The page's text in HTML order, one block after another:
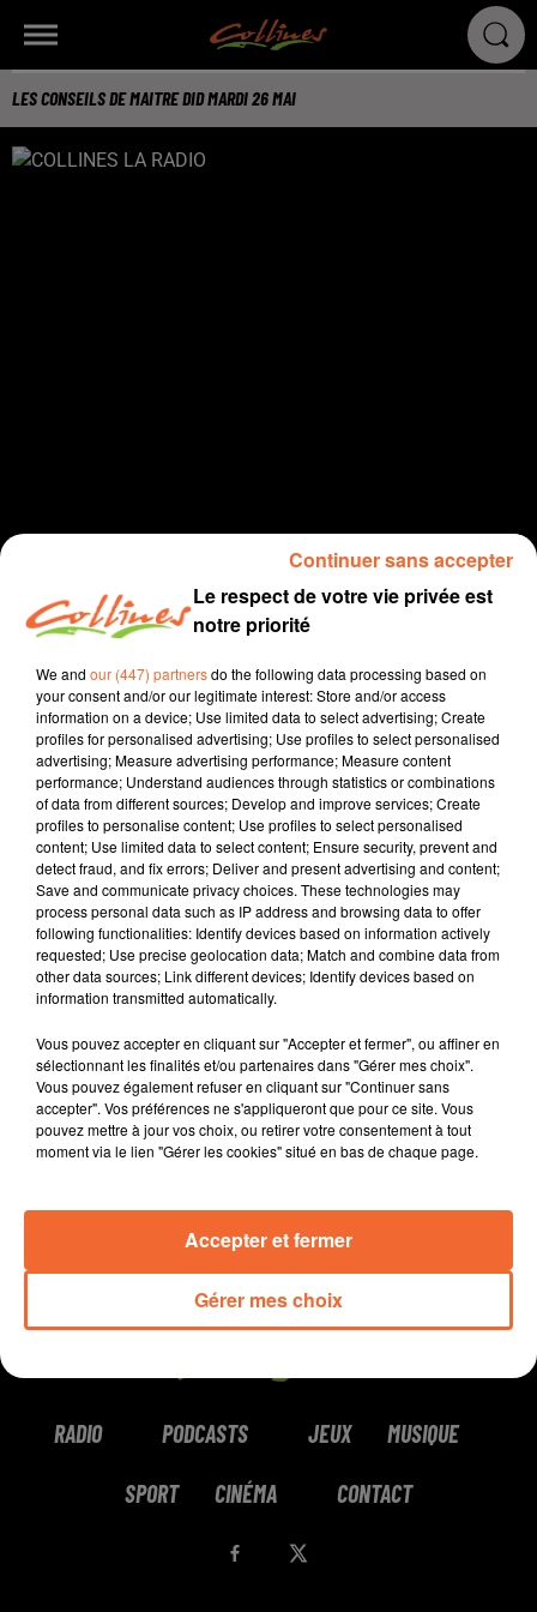
LES CONSEILS DE MAITRE DID MARDI 26 MAI
Les conseils de Maître Did podcast
26 mai 2020 - 10 min
LES CONSEILS DE MAITRE DID MARDI 26 MAI
Collines la Radio
Les conseils de Maître Did
Le choix !
0:00
RADIO PODCASTS JEUX MUSIQUE
SPORT CINÉMA CONTACT
Le respect de votre vie privée est
notre priorité
We and our (447) partnersdo the following data processing based on
your consent and/or our legitimate interest: Store and/or access
information on a device; Use limited data to select advertising; Create
profiles for personalised advertising; Use profiles to select personalised
advertising; Measure advertising performance; Measure content
performance; Understand audiences through statistics or combinations
of data from different sources; Develop and improve services; Create
profiles to personalise content; Use profiles to select personalised
content; Use limited data to select content; Ensure security, prevent and
detect fraud, and fix errors; Deliver and present advertising and content;
Save and communicate privacy choices. These technologies may
process personal data such as IP address and browsing data to offer
following functionalities: Identify devices based on information actively
requested; Use precise geolocation data; Match and combine data from
other data sources; Link different devices; Identify devices based on
information transmitted automatically.
Vous pouvez accepter en cliquant sur "Accepter et fermer", ou affiner en
sélectionnant les finalités et/ou partenaires dans "Gérer mes choix".
Vous pouvez également refuser en cliquant sur "Continuer sans
accepter". Vos préférences ne s'appliqueront que pour ce site. Vous
pouvez mettre à jour vos choix, ou retirer votre consentement à tout
moment via le lien "Gérer les cookies" situé en bas de chaque page.
Gérer mes choix
Accepter et fermer
Continuer sans accepter